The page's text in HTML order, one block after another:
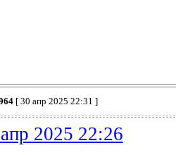
[ 30 апр 2025 22:31 ]
2025 22:26